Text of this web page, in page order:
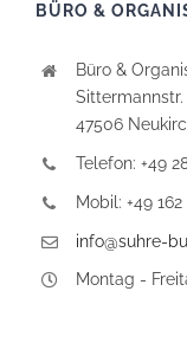
BÜRO &
Büro &
Sittermannstr.
47506
Telefon: +49
Mobil: +49 162
info@suhre-
Montag -